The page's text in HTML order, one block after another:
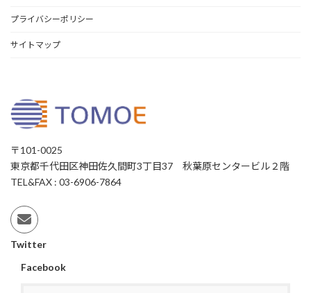
プライバシーポリシー
サイトマップ
〒101-0025
東京都千代田区神田佐久間町3丁目37 秋葉原センタービル２階
TEL&FAX : 03-6906-7864
Twitter
Facebook